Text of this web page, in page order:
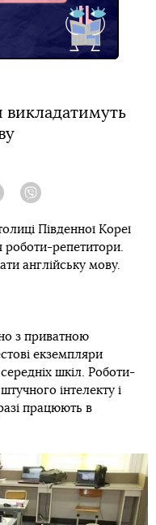
викладатимуть
Telegram
Південної Кореї
роботи-репетитори.
англійську мову.
з приватною
екземпляри
шкіл. Роботи-
інтелекту і
працюють в